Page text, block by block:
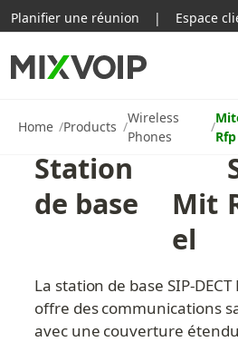
Home Products
Wireless
Phones
Station
de base
Mit
el
La station de base SIP-DECT
offre des communications
avec une couverture
Planifier une réunion | Espace